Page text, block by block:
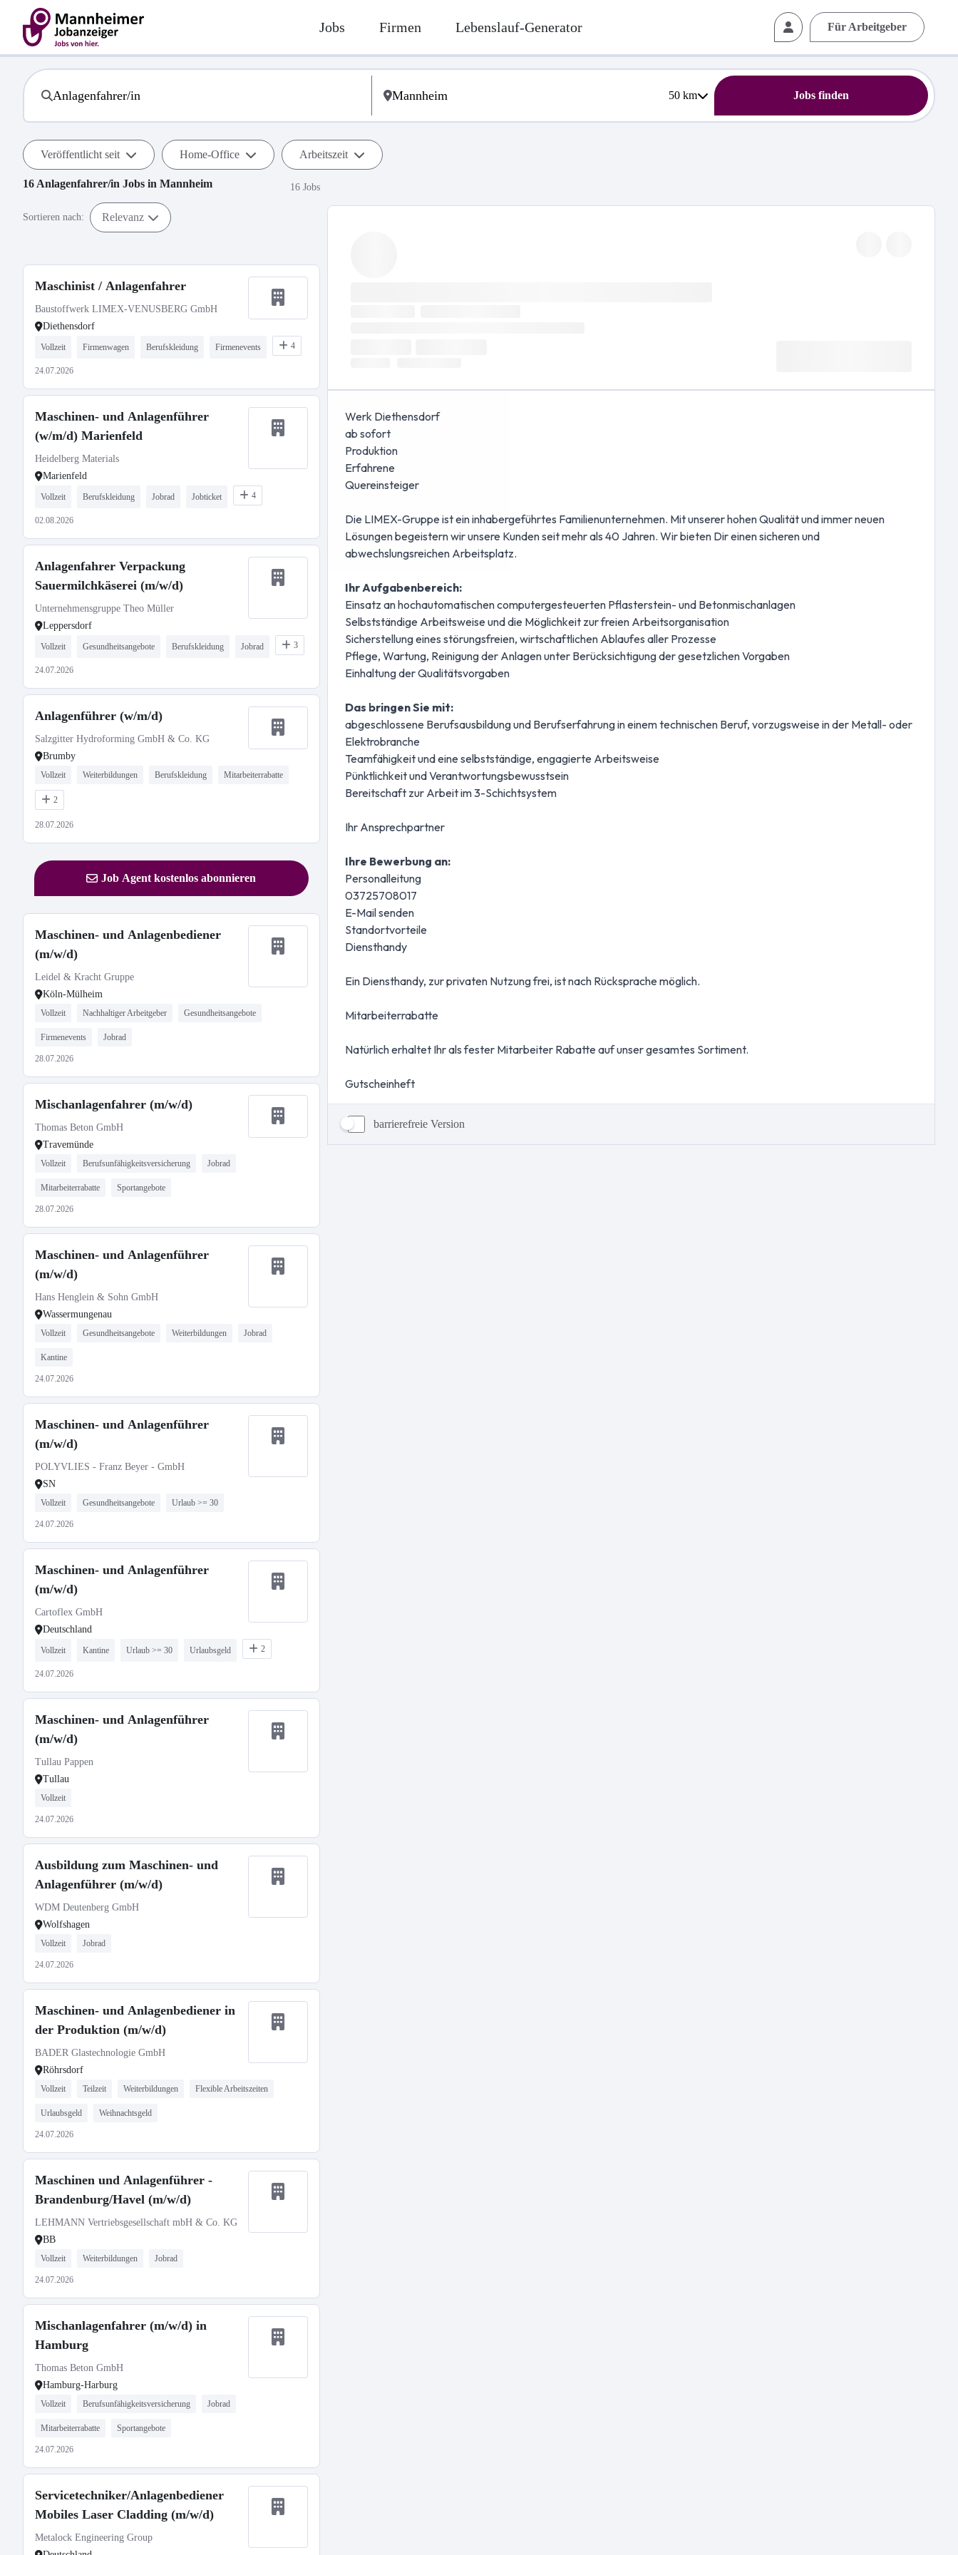
Jobs Firmen Lebenslauf-Generator Für Arbeitgeber
50km Jobs finden
Veröffentlicht seit Home-Office Arbeitszeit
16 Anlagenfahrer/in Jobs in Mannheim 16 Jobs
Sortieren nach: Relevanz
Maschinist / Anlagenfahrer
Baustoffwerk LIMEX-VENUSBERG GmbH
Diethensdorf
Vollzeit Firmenwagen Berufskleidung Firmenevents 4
24.07.2026
Maschinen- und Anlagenführer
(w/m/d) Marienfeld
Heidelberg Materials
Marienfeld
Vollzeit Berufskleidung Jobrad Jobticket 4
02.08.2026
Anlagenfahrer Verpackung
Sauermilchkäserei (m/w/d)
Unternehmensgruppe Theo Müller
Leppersdorf
Vollzeit Gesundheitsangebote Berufskleidung Jobrad 3
24.07.2026
Anlagenführer (w/m/d)
Salzgitter Hydroforming GmbH & Co. KG
Brumby
Vollzeit Weiterbildungen Berufskleidung Mitarbeiterrabatte
2
28.07.2026
Job Agent kostenlos abonnieren
Maschinen- und Anlagenbediener
(m/w/d)
Leidel & Kracht Gruppe
Köln-Mülheim
Vollzeit Nachhaltiger Arbeitgeber Gesundheitsangebote
Firmenevents Jobrad
28.07.2026
Mischanlagenfahrer (m/w/d)
Thomas Beton GmbH
Travemünde
Vollzeit Berufsunfähigkeitsversicherung Jobrad
Mitarbeiterrabatte Sportangebote
28.07.2026
Maschinen- und Anlagenführer
(m/w/d)
Hans Henglein & Sohn GmbH
Wassermungenau
Vollzeit Gesundheitsangebote Weiterbildungen Jobrad
Kantine
24.07.2026
Maschinen- und Anlagenführer
(m/w/d)
POLYVLIES - Franz Beyer - GmbH
SN
Vollzeit Gesundheitsangebote Urlaub >= 30
24.07.2026
Maschinen- und Anlagenführer
(m/w/d)
Cartoflex GmbH
Deutschland
Vollzeit Kantine Urlaub >= 30 Urlaubsgeld 2
24.07.2026
Maschinen- und Anlagenführer
(m/w/d)
Tullau Pappen
Tullau
Vollzeit
24.07.2026
Ausbildung zum Maschinen- und
Anlagenführer (m/w/d)
WDM Deutenberg GmbH
Wolfshagen
Vollzeit Jobrad
24.07.2026
Maschinen- und Anlagenbediener in
der Produktion (m/w/d)
BADER Glastechnologie GmbH
Röhrsdorf
Vollzeit Teilzeit Weiterbildungen Flexible Arbeitszeiten
Urlaubsgeld Weihnachtsgeld
24.07.2026
Maschinen und Anlagenführer -
Brandenburg/Havel (m/w/d)
LEHMANN Vertriebsgesellschaft mbH & Co. KG
BB
Vollzeit Weiterbildungen Jobrad
24.07.2026
Mischanlagenfahrer (m/w/d) in
Hamburg
Thomas Beton GmbH
Hamburg-Harburg
Vollzeit Berufsunfähigkeitsversicherung Jobrad
Mitarbeiterrabatte Sportangebote
24.07.2026
Servicetechniker/Anlagenbediener
Mobiles Laser Cladding (m/w/d)
Metalock Engineering Group
barrierefreie Version